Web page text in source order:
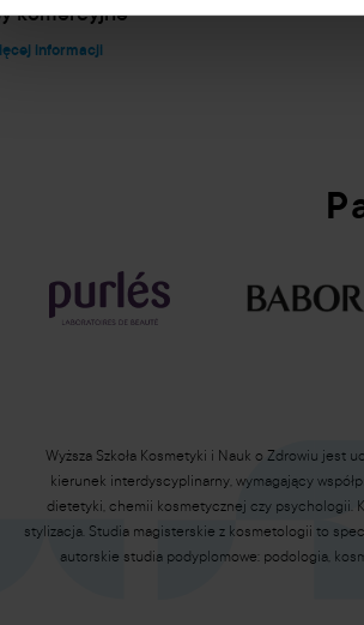
komercyjne
informacji
Wyższa Szkoła Kosmetyki i Nauk o Zdrowiu jest
kierunek interdyscyplinarny, wymagający
dietetyki, chemii kosmetycznej czy psychologii.
stylizacja. Studia magisterskie z kosmetologii to
autorskie studia podyplomowe: podologia,